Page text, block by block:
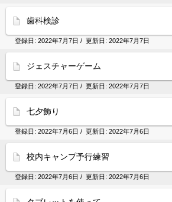
歯科検診
登録日: 2022年7月7日 / 更新日: 2022年7月7日
ジェスチャーゲーム
登録日: 2022年7月7日 / 更新日: 2022年7月7日
七夕飾り
登録日: 2022年7月6日 / 更新日: 2022年7月6日
校内キャンプ予行練習
登録日: 2022年7月6日 / 更新日: 2022年7月6日